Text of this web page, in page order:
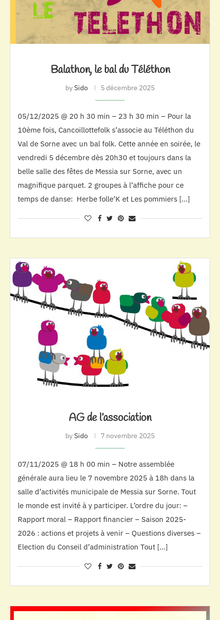
Balathon, le bal du Téléthon
bySido 5 décembre 2025
05/12/2025 @ 20 h 30 min – 23 h 30 min – Pour la
10ème fois, Cancoillottefolk s’associe au Téléthon du
Val de Sorne avec un bal folk. Cette année en soirée, le
vendredi 5 décembre dès 20h30 et toujours dans la
belle salle des fêtes de Messia sur Sorne, avec un
magnifique parquet. 2 groupes à l’affiche pour ce
temps de danse: Herbe folle’K et Les pommiers […]
AG de l’association
bySido 7 novembre 2025
07/11/2025 @ 18 h 00 min – Notre assemblée
générale aura lieu le 7 novembre 2025 à 18h dans la
salle d’activités municipale de Messia sur Sorne. Tout
le monde est invité à y participer. L’ordre du jour: –
Rapport moral – Rapport financier – Saison 2025-
2026 : actions et projets à venir – Questions diverses –
Election du Conseil d’administration Tout […]